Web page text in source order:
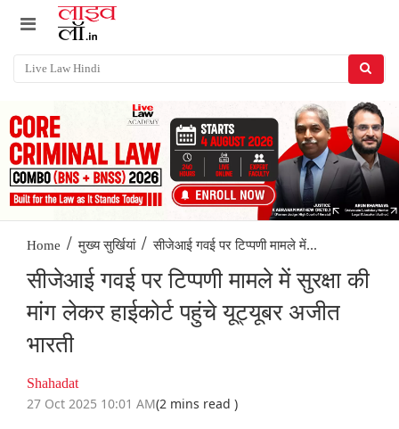
Home / मुख्य सुर्खियां / सीजेआई गवई पर टिप्पणी मामले में...
सीजेआई गवई पर टिप्पणी मामले में सुरक्षा की
मांग लेकर हाईकोर्ट पहुंचे यूट्यूबर अजीत
भारती
Shahadat
27 Oct 2025 10:01 AM(2 mins read )